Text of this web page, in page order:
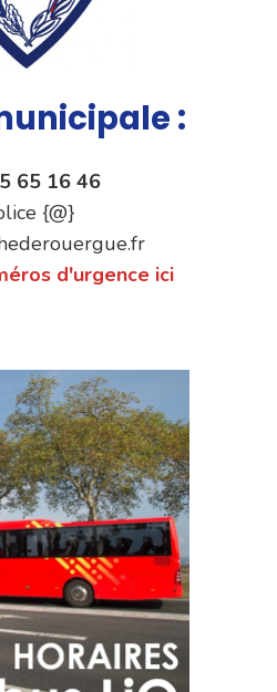
:
65 16 46
{@}
d'urgence ici